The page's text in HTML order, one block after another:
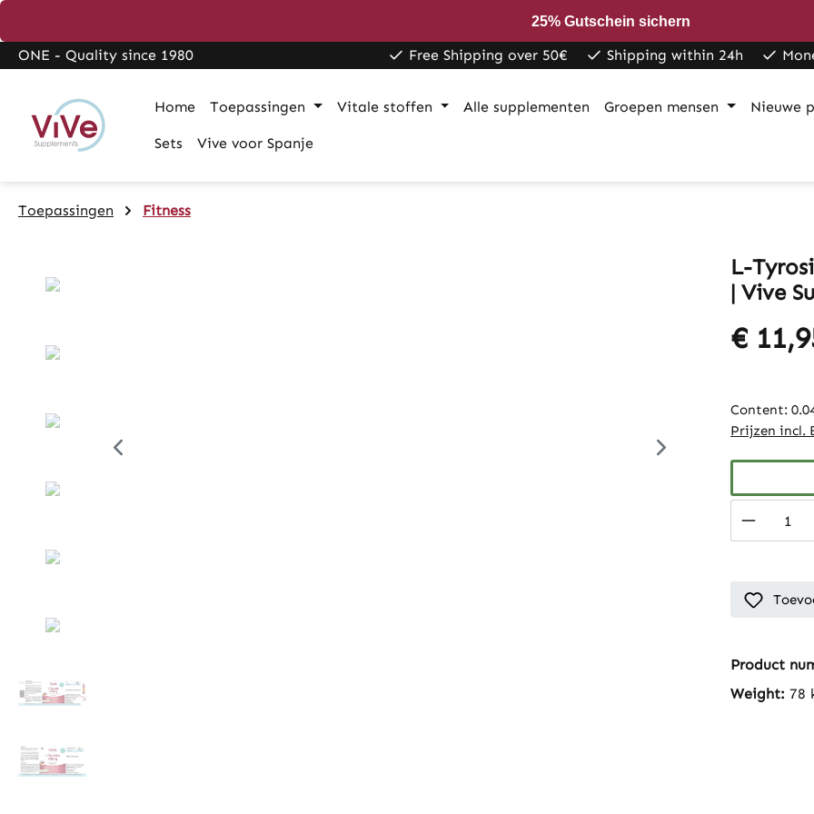
25% Gutschein sichern
ONE - Quality since 1980 Free Shipping over 50€ Shipping within 24h
Home Toepassingen Vitale stoffen Alle supplementen Groepen mensen Nieuwe
Sets Vive voor Spanje
Toepassingen Fitness
L-
| Vive
€
Content:
Prijzen incl.
Product
Weight: 78